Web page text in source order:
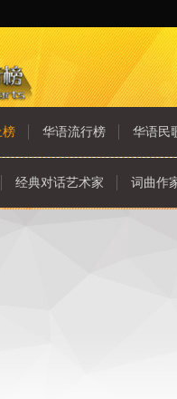
榜 华语流行榜 华语民
经典对话艺术家 词曲作